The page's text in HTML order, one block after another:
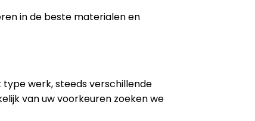
in de beste materialen en
type werk, steeds verschillende
van uw voorkeuren zoeken we